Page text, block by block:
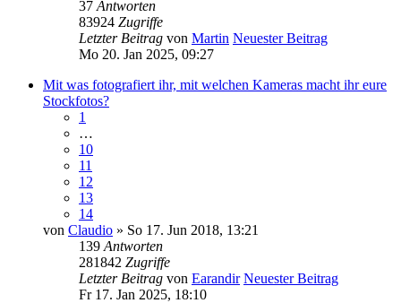
37 Antworten
83924 Zugriffe
Letzter Beitrag von Martin Neuester Beitrag
Mo 20. Jan 2025, 09:27
Mit was fotografiert ihr, mit welchen Kameras macht ihr eure
Stockfotos?
1
…
10
11
12
13
14
von Claudio » So 17. Jun 2018, 13:21
139 Antworten
281842 Zugriffe
Letzter Beitrag von Earandir Neuester Beitrag
Fr 17. Jan 2025, 18:10